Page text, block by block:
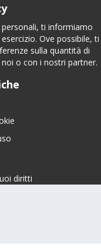
ti informiamo
Ove possibile, ti
sulla quantità di
o con i nostri partner.
diritti